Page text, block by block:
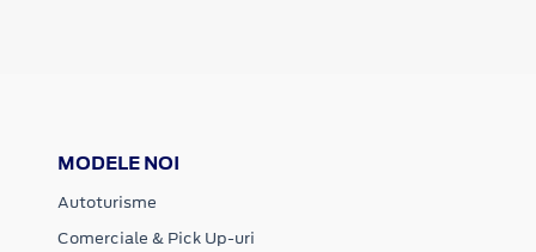
MODELE NOI
Autoturisme
Comerciale & Pick Up-uri